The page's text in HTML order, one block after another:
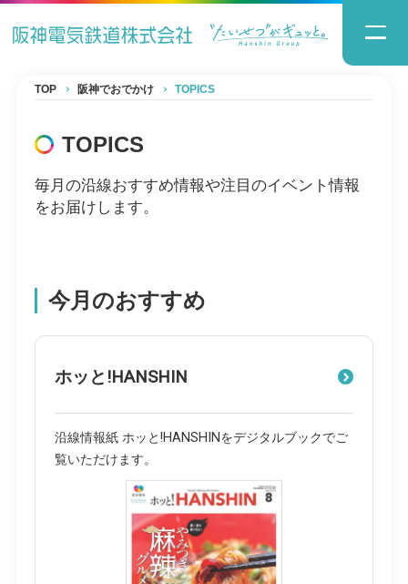
TOP 阪神でおでかけ TOPICS
TOPICS
毎月の沿線おすすめ情報や注目のイベント情報
をお届けします。
今月のおすすめ
ホッと!HANSHIN
沿線情報紙 ホッと!HANSHINをデジタルブックでご
覧いただけます。